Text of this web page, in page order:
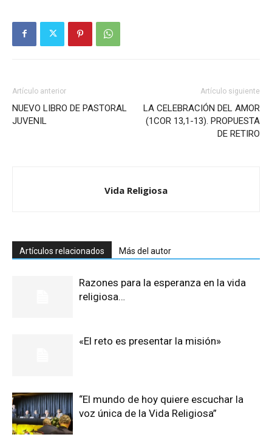
Artículo anterior
NUEVO LIBRO DE PASTORAL
JUVENIL
Artículo siguiente
LA CELEBRACIÓN DEL AMOR
(1COR 13,1-13). PROPUESTA
DE RETIRO
Vida Religiosa
Artículos relacionados Más del autor
Razones para la esperanza en la vida
religiosa…
«El reto es presentar la misión»
“El mundo de hoy quiere escuchar la
voz única de la Vida Religiosa”